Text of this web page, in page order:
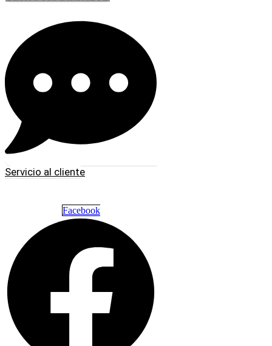
Servicio al cliente
Facebook